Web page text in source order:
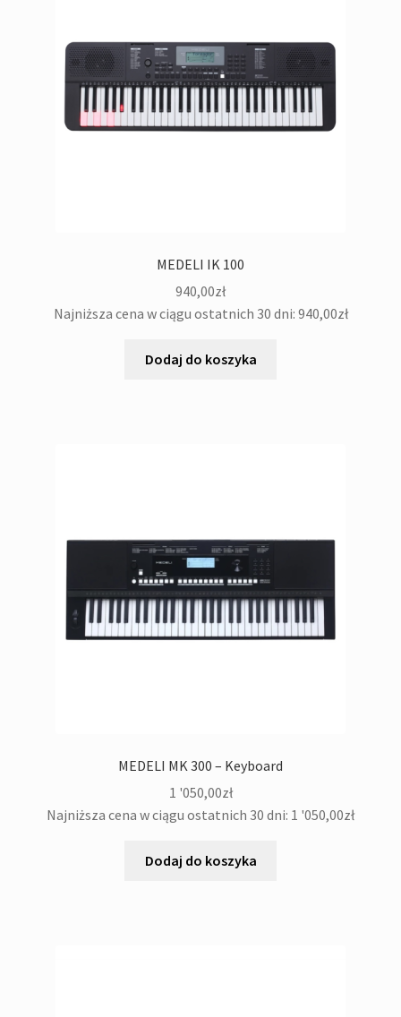
MEDELI IK 100
940,00zł
Najniższa cena w ciągu ostatnich 30 dni: 940,00zł
Dodaj do koszyka
MEDELI MK 300 – Keyboard
1 '050,00zł
Najniższa cena w ciągu ostatnich 30 dni: 1 '050,00zł
Dodaj do koszyka